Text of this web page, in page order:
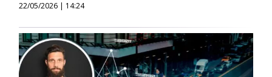
22/05/2026 | 14:24